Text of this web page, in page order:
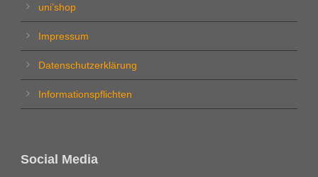
uni’shop
Impressum
Datenschutzerklärung
Informationspflichten
Social Media